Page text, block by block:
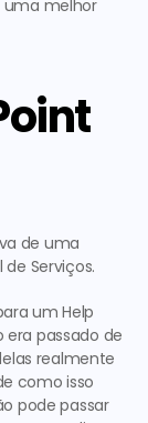
uma melhor
de uma
Serviços.
um Help
era passado de
realmente
como isso
pode passar